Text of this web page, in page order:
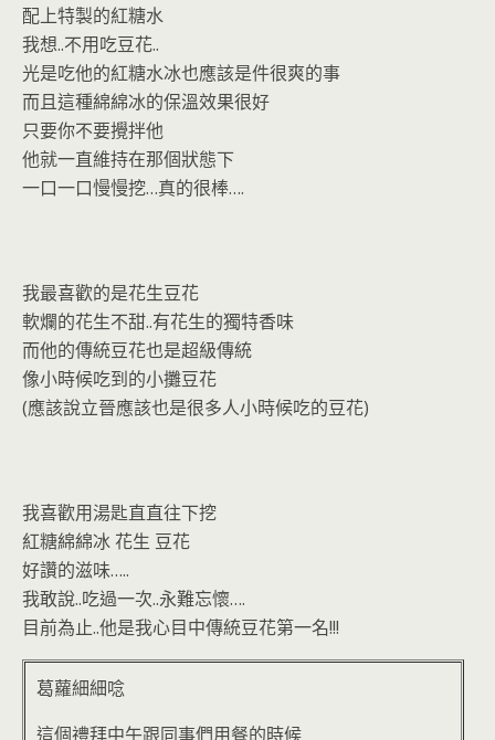
配上特製的紅糖水
我想..不用吃豆花..
光是吃他的紅糖水冰也應該是件很爽的事
而且這種綿綿冰的保溫效果很好
只要你不要攪拌他
他就一直維持在那個狀態下
一口一口慢慢挖…真的很棒….
我最喜歡的是花生豆花
軟爛的花生不甜..有花生的獨特香味
而他的傳統豆花也是超級傳統
像小時候吃到的小攤豆花
(應該說立晉應該也是很多人小時候吃的豆花)
我喜歡用湯匙直直往下挖
紅糖綿綿冰 花生 豆花
好讚的滋味…..
我敢說..吃過一次..永難忘懷….
目前為止..他是我心目中傳統豆花第一名!!!
葛蘿細細唸
這個禮拜中午跟同事們用餐的時候